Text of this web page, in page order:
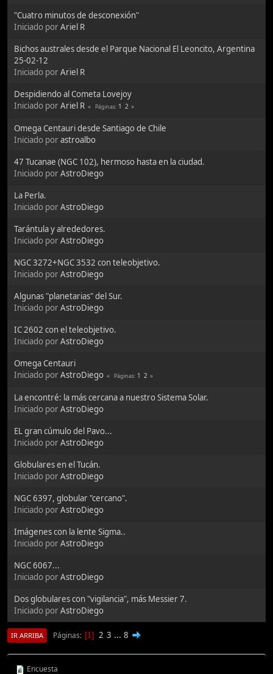
"Cuatro minutos de desconexión"
Iniciado porAriel R
Bichos australes desde el Parque Nacional El Leoncito, Argentina
25-02-12
Iniciado porAriel R
Despidiendo al Cometa Lovejoy
Iniciado porAriel R Páginas 1 2
Omega Centauri desde Santiago de Chile
Iniciado porastroalbo
47 Tucanae (NGC 102), hermoso hasta en la ciudad.
Iniciado porAstroDiego
La Perla.
Iniciado porAstroDiego
Tarántula y alrededores.
Iniciado porAstroDiego
NGC 3272+NGC 3532 con teleobjetivo.
Iniciado porAstroDiego
Algunas "planetarias" del Sur.
Iniciado porAstroDiego
IC 2602 con el teleobjetivo.
Iniciado porAstroDiego
Omega Centauri
Iniciado porAstroDiego Páginas 1 2
La encontré: la más cercana a nuestro Sistema Solar.
Iniciado porAstroDiego
EL gran cúmulo del Pavo...
Iniciado porAstroDiego
Globulares en el Tucán.
Iniciado porAstroDiego
NGC 6397, globular "cercano".
Iniciado porAstroDiego
Imágenes con la lente Sigma..
Iniciado porAstroDiego
NGC 6067...
Iniciado porAstroDiego
Dos globulares con "vigilancia", más Messier 7.
Iniciado porAstroDiego
IR ARRIBA Páginas 1 2 3 ... 8
Encuesta